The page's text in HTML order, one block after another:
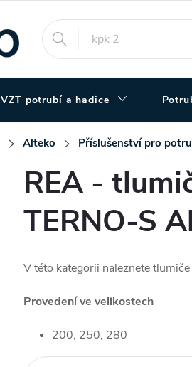
VZT potrubí a hadice
Alteko Příslušenství pro
REA -
TERNO-S
V této kategorii naleznete
Provedení ve velikostech
200, 250, 280